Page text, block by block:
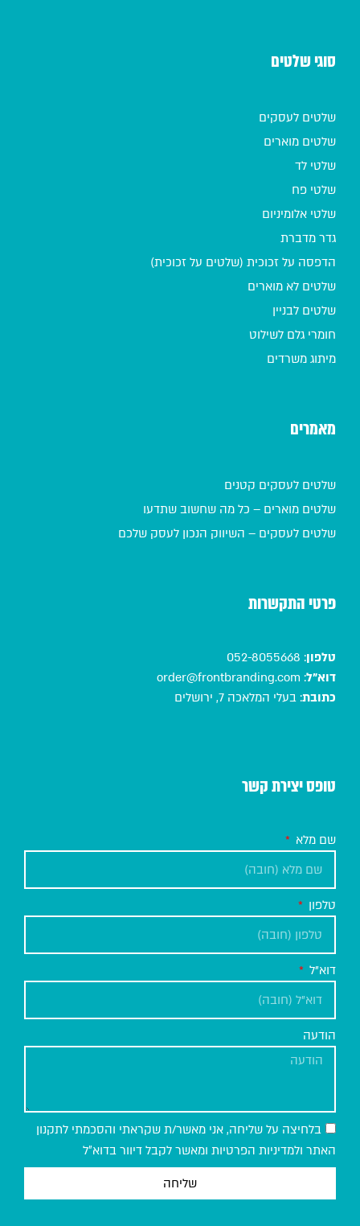
סוגי שלטים
שלטים לעסקים
שלטים מוארים
שלטי לד
שלטי פח
שלטי אלומיניום
גדר מדברת
הדפסה על זכוכית (שלטים על זכוכית)
שלטים לא מוארים
שלטים לבניין
חומרי גלם לשילוט
מיתוג משרדים
מאמרים
שלטים לעסקים קטנים
שלטים מוארים – כל מה שחשוב שתדעו
שלטים לעסקים – השיווק הנכון לעסק שלכם
פרטי התקשרות
טלפון:
052-8055668
דוא"ל:
order@frontbranding.com
כתובת: בעלי המלאכה 7, ירושלים
טופס יצירת קשר
שם מלא
טלפון
דוא"ל
הודעה
בלחיצה על שליחה, אני מאשר/ת שקראתי והסכמתי לתקנון
האתר ולמדיניות הפרטיות ומאשר לקבל דיוור בדוא״ל
שליחה